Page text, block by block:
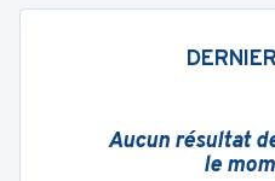
Aucun résultat
le